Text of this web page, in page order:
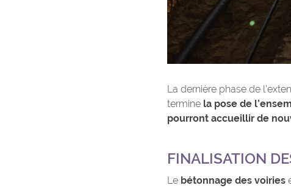
La dernière phase de
termine la pose de
pourront accueillir de
FINALISATION
Le bétonnage des voiries